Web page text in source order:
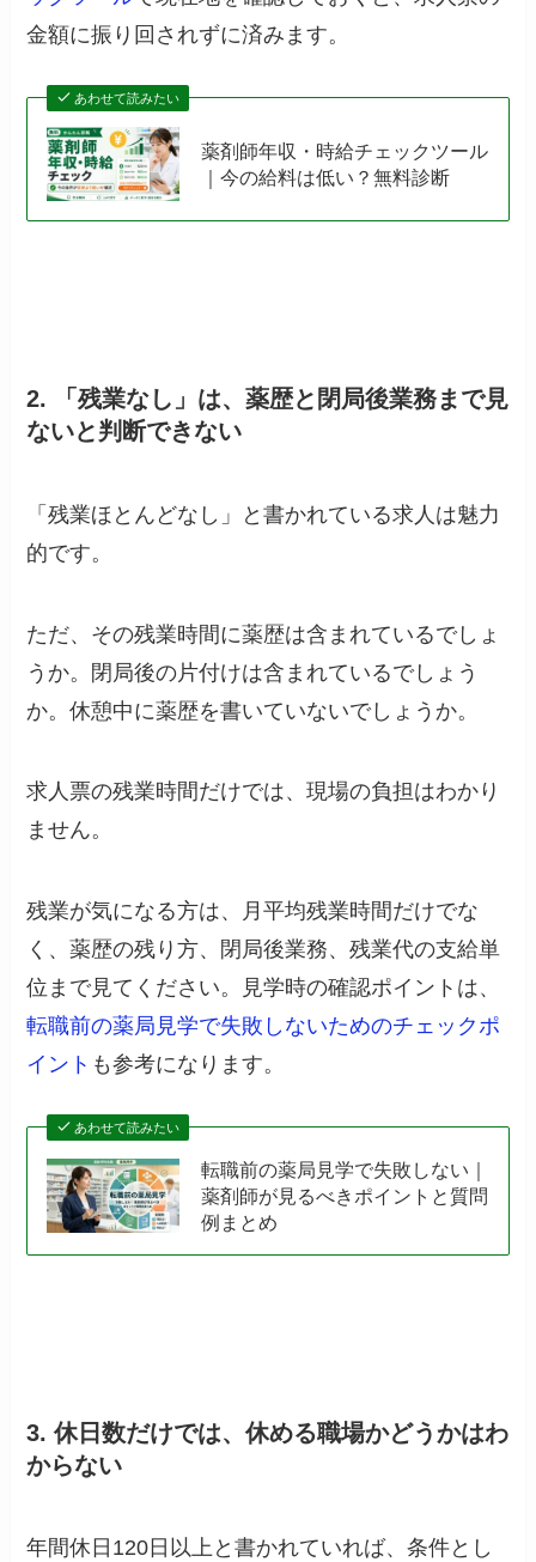
金額に振り回されずに済みます。
あわせて読みたい
薬剤師年収・時給チェックツール
｜今の給料は低い？無料診断
2. 「残業なし」は、薬歴と閉局後業務まで見
ないと判断できない
「残業ほとんどなし」と書かれている求人は魅力
的です。
ただ、その残業時間に薬歴は含まれているでしょ
うか。閉局後の片付けは含まれているでしょう
か。休憩中に薬歴を書いていないでしょうか。
求人票の残業時間だけでは、現場の負担はわかり
ません。
残業が気になる方は、月平均残業時間だけでな
く、薬歴の残り方、閉局後業務、残業代の支給単
位まで見てください。見学時の確認ポイントは、
転職前の薬局見学で失敗しないためのチェックポ
イント も参考になります。
あわせて読みたい
転職前の薬局見学で失敗しない｜
薬剤師が見るべきポイントと質問
例まとめ
3. 休日数だけでは、休める職場かどうかはわ
からない
年間休日120日以上と書かれていれば、条件とし